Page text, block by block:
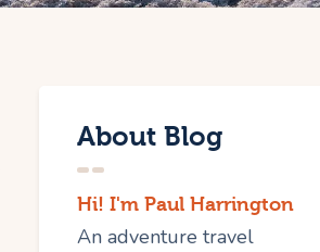
About Blog
Hi! I'm Paul Harrington
An adventure travel